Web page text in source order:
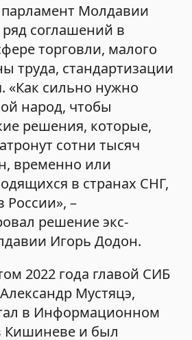
парламент Молдавии
соглашений в
торговли, малого
труда, стандартизации
«Как сильно нужно
народ, чтобы
решения, которые,
сотни тысяч
временно или
в странах СНГ,
России», –
решение экс-
Игорь Додон.
2022 года главой СИБ
Мустяцэ,
в Информационном
Кишиневе и был